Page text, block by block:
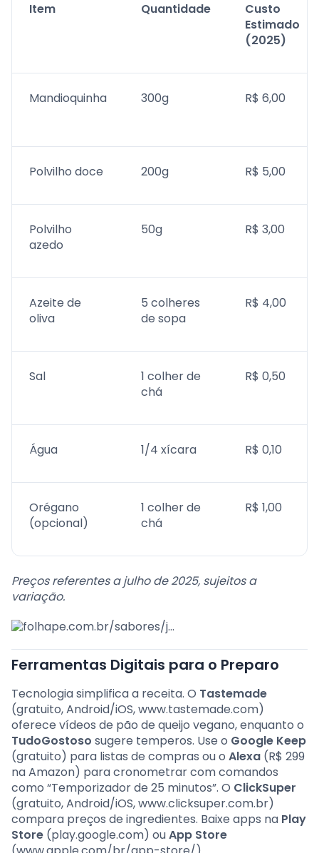
Item Quantidade
Custo
Estimado
(2025)
Mandioquinha 300g R$ 6,00
Polvilho doce 200g R$ 5,00
Polvilho
azedo
50g R$ 3,00
Azeite de
oliva
5 colheres
de sopa
R$ 4,00
Sal
1 colher de
chá
R$ 0,50
Água 1/4 xícara R$ 0,10
Orégano
(opcional)
1 colher de
chá
R$ 1,00
Preços referentes a julho de 2025, sujeitos a
variação.
Ferramentas Digitais para o Preparo
Tecnologia simplifica a receita. O Tastemade
(gratuito, Android/iOS, www.tastemade.com)
oferece vídeos de pão de queijo vegano, enquanto o
TudoGostoso sugere temperos. Use o Google Keep
(gratuito) para listas de compras ou o Alexa (R$ 299
na Amazon) para cronometrar com comandos
como “Temporizador de 25 minutos”. O ClickSuper
(gratuito, Android/iOS, www.clicksuper.com.br)
compara preços de ingredientes. Baixe apps na Play
Store (play.google.com) ouApp Store